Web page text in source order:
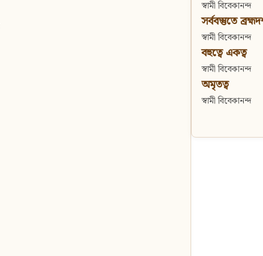
স্বামী বিবেকানন্দ
সর্ববস্তুতে
স্বামী বিবেকানন্দ
বহুত্বে একত্ব
স্বামী বিবেকানন্দ
অমৃতত্ব
স্বামী বিবেকানন্দ